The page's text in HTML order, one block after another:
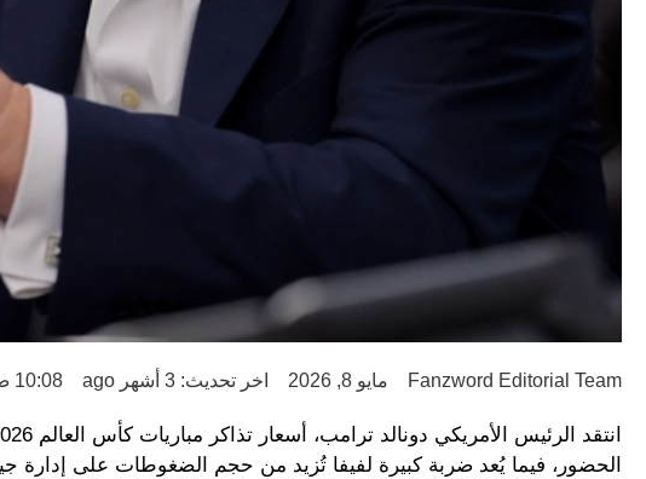
Fanzword Editorial Team مايو 8, 2026 اخر تحديث: 3 أشهر ago 10:08 ص
الحضور، فيما يُعد ضربة كبيرة لفيفا تُزيد من حجم الضغوطات على إدارة